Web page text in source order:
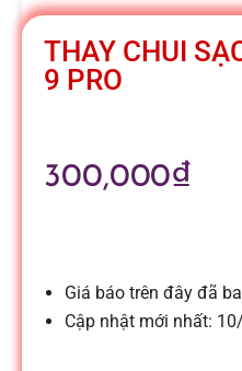
b
i
l
-
THAY CHUI
9 PRO
300,000₫
Giá báo trên đây đã
Cập nhật mới nhất: